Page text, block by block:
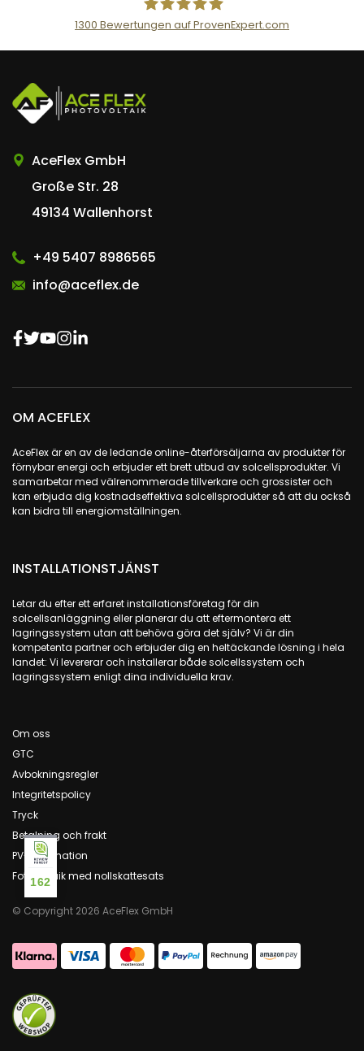
AceFlex GmbH
1300 Bewertungen auf ProvenExpert.com
AceFlex GmbH
Große Str. 28
49134 Wallenhorst
+49 5407 8986565
info@aceflex.de
OM ACEFLEX
AceFlex är en av de ledande online-återförsäljarna av produkter för
förnybar energi och erbjuder ett brett utbud av solcellsprodukter. Vi
samarbetar med välrenommerade tillverkare och grossister och
kan erbjuda dig kostnadseffektiva solcellsprodukter så att du också
kan bidra till energiomställningen.
INSTALLATIONSTJÄNST
Letar du efter ett erfaret installationsföretag för din
solcellsanläggning eller planerar du att eftermontera ett
lagringssystem utan att behöva göra det själv? Vi är din
kompetenta partner och erbjuder dig en heltäckande lösning i hela
landet: Vi levererar och installerar både solcellssystem och
lagringssystem enligt dina individuella krav.
Om oss
GTC
Avbokningsregler
Integritetspolicy
Tryck
Betalning och frakt
PV-information
Fotovoltaik med nollskattesats
© Copyright 2026 AceFlex GmbH
162